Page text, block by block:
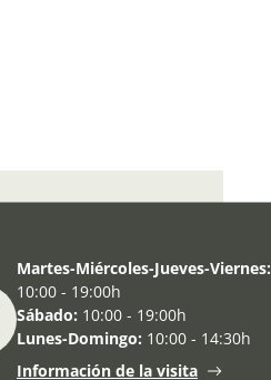
Martes-Miércoles-Jueves-Viernes:
10:00 - 19:00h
Sábado: 10:00 - 19:00h
Lunes-Domingo: 10:00 - 14:30h
Información de la visita